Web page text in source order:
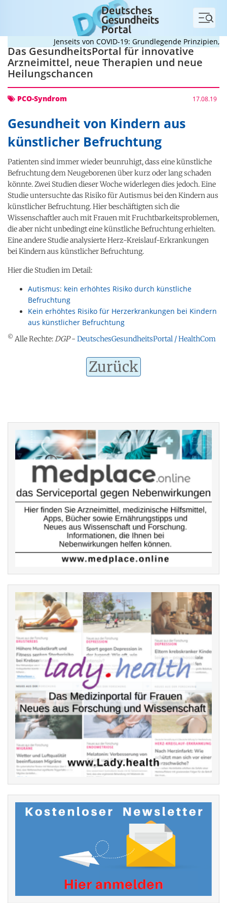
Menü
Jenseits von COVID-19: Grundlegende Prinzipien,
Das GesundheitsPortal für innovative
Arzneimittel, neue Therapien und neue
Heilungschancen
17.08.19
PCO-Syndrom
Gesundheit von Kindern aus
künstlicher Befruchtung
Patienten sind immer wieder beunruhigt, dass eine künstliche
Befruchtung dem Neugeborenen über kurz oder lang schaden
könnte. Zwei Studien dieser Woche widerlegen dies jedoch. Eine
Studie untersuchte das Risiko für Autismus bei den Kindern aus
künstlicher Befruchtung. Hier beschäftigten sich die
Wissenschaftler auch mit Frauen mit Fruchtbarkeitsproblemen,
die aber nicht unbedingt eine künstliche Befruchtung erhielten.
Eine andere Studie analysierte Herz-Kreislauf-Erkrankungen
bei Kindern aus künstlicher Befruchtung.
Hier die Studien im Detail:
Autismus: kein erhöhtes Risiko durch künstliche
Befruchtung
Kein erhöhtes Risiko für Herzerkrankungen bei Kindern
aus künstlicher Befruchtung
© Alle Rechte:DGP- DeutschesGesundheitsPortal / HealthCom
Zurück